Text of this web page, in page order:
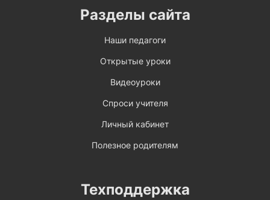
Разделы сайта
Наши педагоги
Открытые уроки
Видеоуроки
Спроси учителя
Личный кабинет
Полезное родителям
Техподдержка